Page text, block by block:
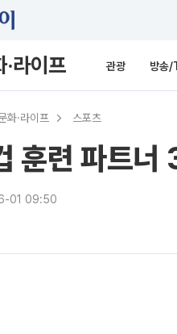
·라이프 관광 방송
화·라이프 스포츠
훈련 파트너
01 09:50